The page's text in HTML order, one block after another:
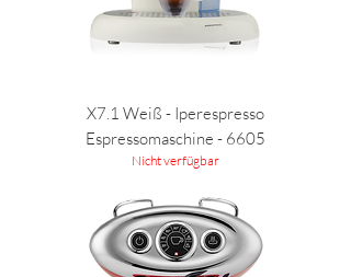
X7.1 Weiß - Iperespresso
Espressomaschine - 6605
Nicht verfügbar